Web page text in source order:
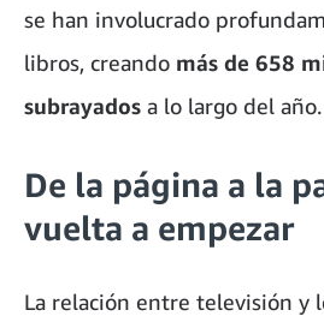
se han involucrado
libros, creando más de 658
subrayados a lo largo del año.
De la página a la
vuelta a empezar
La relación entre televisión y